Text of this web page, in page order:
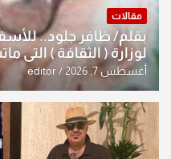
مقالات
بقلم/ ظافر جلود..
النخبة والإرث العظيم
أغسطس 7, 2026 editor